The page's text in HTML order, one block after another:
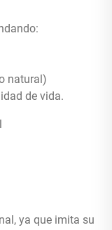
natural)
de vida.
ya que imita su